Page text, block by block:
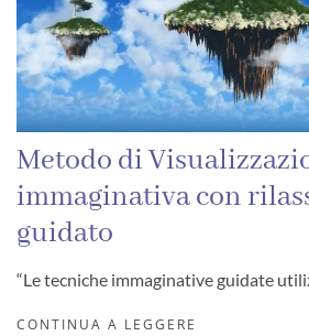
Metodo di
immaginativa con
guidato
“Le tecniche immaginative guidate
CONTINUA A LEGGERE